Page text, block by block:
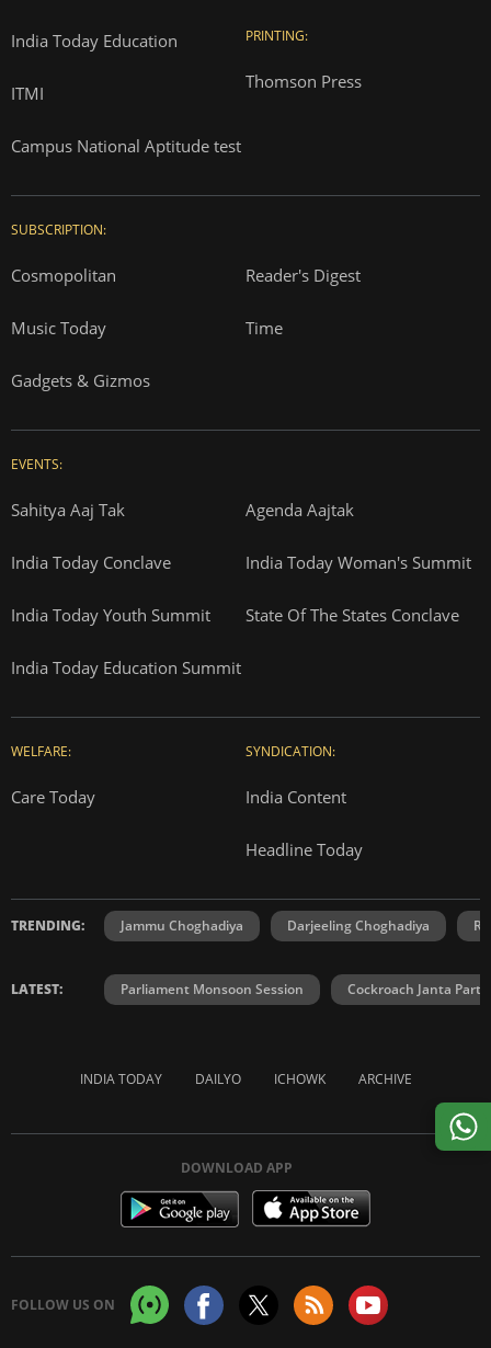
India Today Education
ITMI
Campus National Aptitude test
PRINTING:
Thomson Press
SUBSCRIPTION:
Cosmopolitan Reader's Digest
Music Today Time
Gadgets & Gizmos
EVENTS:
Sahitya Aaj Tak Agenda Aajtak
India Today Conclave India Today Woman's Summit
India Today Youth Summit State Of The States Conclave
India Today Education Summit
WELFARE:
Care Today
SYNDICATION:
India Content
Headline Today
TRENDING: Jammu Choghadiya Darjeeling Choghadiya
LATEST: Parliament Monsoon Session Cockroach Janta
INDIA TODAY DAILYO ICHOWK ARCHIVE
DOWNLOAD APP
FOLLOW US ON